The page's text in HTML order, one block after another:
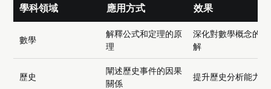
學科領域 應用方式 效果
數學
解釋公式和定理的原
理
深化對數學概念的理
解
歷史
闡述歷史事件的因果
關係
提升歷史分析能力